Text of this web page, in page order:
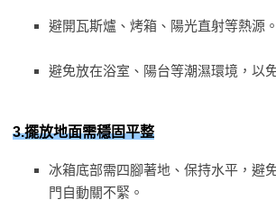
避開瓦斯爐、烤箱、陽光直射等熱源。
避免放在浴室、陽台等潮濕環境，以
3.擺放地面需穩固平整
冰箱底部需四腳著地、保持水平，避
門自動關不緊。